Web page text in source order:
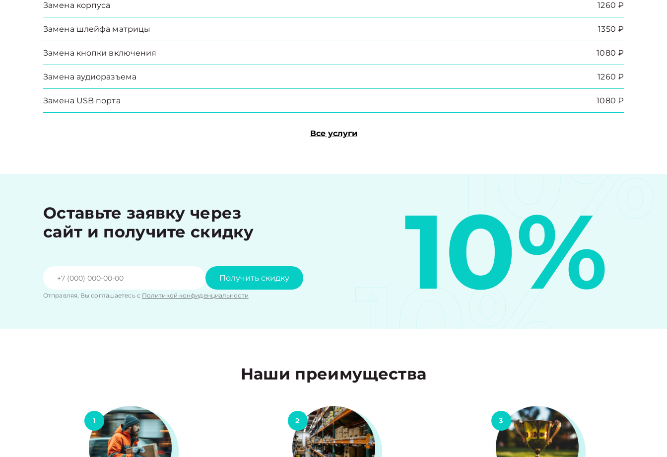
Замена корпуса 1260 ₽
Замена шлейфа матрицы 1350 ₽
Замена кнопки включения 1080 ₽
Замена аудиоразъема 1260 ₽
Замена USB порта 1080 ₽
Все услуги
Оставьте заявку через
сайт и получите скидку
Получить скидку
Отправляя, Вы соглашаетесь с Политикой конфиденциальности 10%
10%
10%
Наши преимущества
1 2 3